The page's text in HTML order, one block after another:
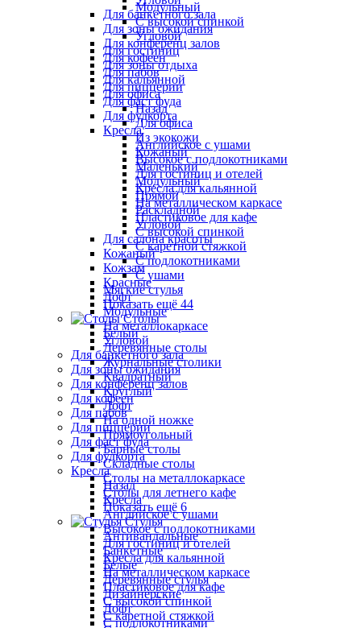
Для банкетного зала
Для зоны ожидания
Для конференц залов
Для кофеен
Для пабов
Для пиццерии
Для фаст фуда
Для фудкорта
Кресла
Английское с ушами
Высокое с подлокотниками
Для гостиниц и отелей
Кресла для кальянной
На металлическом каркасе
Пластиковое для кафе
С высокой спинкой
С каретной стяжкой
С подлокотниками
С ушами
Мягкие стулья
Показать ещё 44
Столы
Белый
Деревянные столы
Журнальные столики
Квадратный
Круглый
Лофт
На одной ножке
Прямоугольный
Барные столы
Складные столы
Столы на металлокаркасе
Столы для летнего кафе
Показать ещё 6
Стулья
Антивандальные
Банкетные
Белые
Деревянные стулья
Дизайнерские
Лофт
С подлокотниками
Модульный
С высокой спинкой
Угловой
Для гостиниц
Для зоны отдыха
Для кальянной
Для офиса
Назад
Для офиса
Из экокожи
Кожаный
Маленький
Модульный
Прямой
Раскладной
Угловой
Для салона красоты
Кожаный
Кожзам
Красные
Лофт
Модульные
На металлокаркасе
Угловой
Для банкетного зала
Для зоны ожидания
Для конференц залов
Для кофеен
Для пабов
Для пиццерии
Для фаст фуда
Для фудкорта
Кресла
Назад
Кресла
Английское с ушами
Высокое с подлокотниками
Для гостиниц и отелей
Кресла для кальянной
На металлическом каркасе
Пластиковое для кафе
С высокой спинкой
С каретной стяжкой